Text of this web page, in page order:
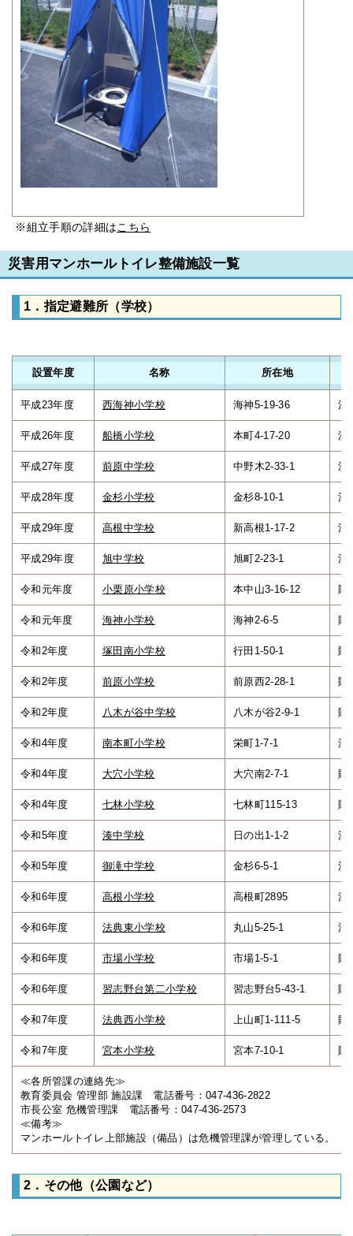
※組立手順の詳細はこちら
災害用マンホールトイレ整備施設一覧
1．指定避難所（学校）
設置年度 名称 所在地
平成23年度 西海神小学校 海神5-19-36 流
平成26年度 船橋小学校 本町4-17-20 流
平成27年度 前原中学校 中野木2-33-1 流
平成28年度 金杉小学校 金杉8-10-1 流
平成29年度 高根中学校 新高根1-17-2 流
平成29年度 旭中学校 旭町2-23-1 流
令和元年度 小栗原小学校 本中山3-16-12 貯
令和元年度 海神小学校 海神2-6-5 貯
令和2年度 塚田南小学校 行田1-50-1 貯
令和2年度 前原小学校 前原西2-28-1 貯
令和2年度 八木が谷中学校 八木が谷2-9-1 貯
令和4年度 南本町小学校 栄町1-7-1 流
令和4年度 大穴小学校 大穴南2-7-1 貯
令和4年度 七林小学校 七林町115-13 貯
令和5年度 湊中学校 日の出1-1-2 流
令和5年度 御滝中学校 金杉6-5-1 流
令和6年度 高根小学校 高根町2895 流
令和6年度 法典東小学校 丸山5-25-1 流
令和6年度 市場小学校 市場1-5-1 貯
令和6年度 習志野台第二小学校 習志野台5-43-1 貯
令和7年度 法典西小学校 上山町1-111-5 貯
令和7年度 宮本小学校 宮本7-10-1 貯
≪各所管課の連絡先≫
教育委員会 管理部 施設課 電話番号：047-436-2822
市長公室 危機管理課 電話番号：047-436-2573
≪備考≫
マンホールトイレ上部施設（備品）は危機管理課が管理している。
2．その他（公園など）